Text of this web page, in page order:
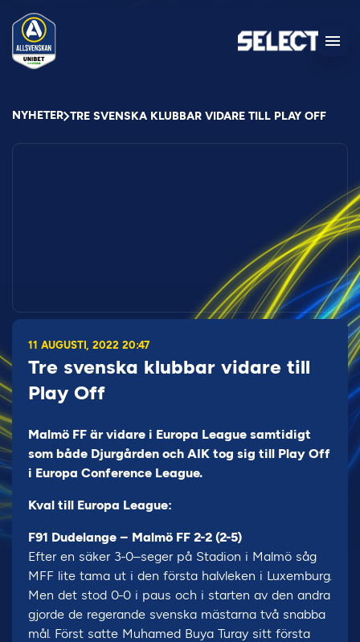
NYHETER TRE SVENSKA KLUBBAR VIDARE TILL PLAY OFF
11 AUGUSTI, 2022 20:47
Tre svenska klubbar vidare till
Play Off
Malmö FF är vidare i Europa League samtidigt
som både Djurgården och AIK tog sig till Play Off
i Europa Conference League.
Kval till Europa League:
F91 Dudelange – Malmö FF 2-2 (2-5)
Efter en säker 3-0–seger på Stadion i Malmö såg
MFF lite tama ut i den första halvleken i Luxemburg.
Men det stod 0-0 i paus och i starten av den andra
gjorde de regerande svenska mästarna två snabba
mål. Först satte Muhamed Buya Turay sitt första